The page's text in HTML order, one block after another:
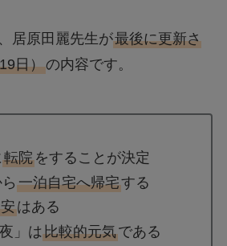
居原田麗先生が最後に更新さ
日）の内容です。
転院をすることが決定
一泊自宅へ帰宅する
はある
」は比較的元気である